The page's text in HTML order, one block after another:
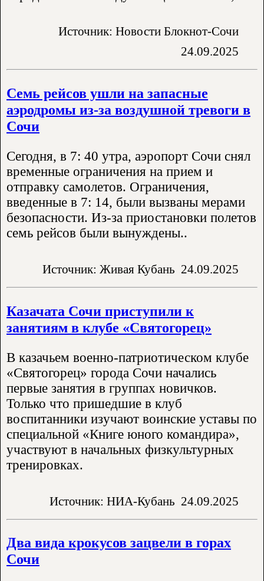
Источник: Новости Блокнот-Сочи
24.09.2025
Семь рейсов ушли на запасные
аэродромы из-за воздушной тревоги в
Сочи
Сегодня, в 7: 40 утра, аэропорт Сочи снял
временные ограничения на прием и
отправку самолетов. Ограничения,
введенные в 7: 14, были вызваны мерами
безопасности. Из-за приостановки полетов
семь рейсов были вынуждены..
Источник: Живая Кубань 24.09.2025
Казачата Сочи приступили к
занятиям в клубе «Святогорец»
В казачьем военно-патриотическом клубе
«Святогорец» города Сочи начались
первые занятия в группах новичков.
Только что пришедшие в клуб
воспитанники изучают воинские уставы по
специальной «Книге юного командира»,
участвуют в начальных физкультурных
тренировках.
Источник: НИА-Кубань 24.09.2025
Два вида крокусов зацвели в горах
Сочи